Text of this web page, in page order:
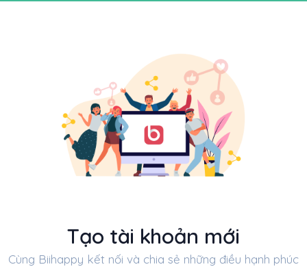
Tạo tài khoản mới
Cùng Biihappy kết nối và chia sẻ những điều hạnh phúc